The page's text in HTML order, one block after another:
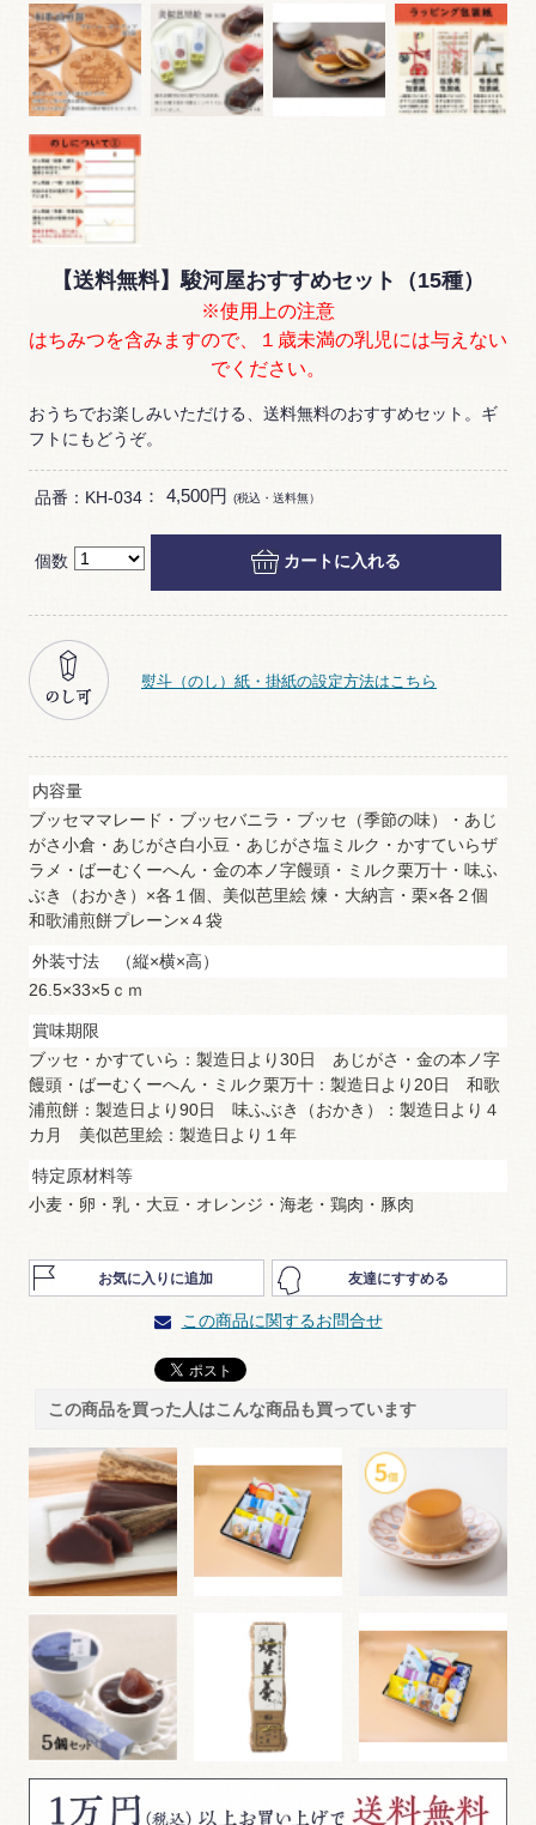
【送料無料】駿河屋おすすめセット（15種）
※使用上の注意
はちみつを含みますので、１歳未満の乳児には与えない
でください。
おうちでお楽しみいただける、送料無料のおすすめセット。ギ
フトにもどうぞ。
品番：KH-034 ： 4,500円 (税込・送料無）
個数 カートに入れる
熨斗（のし）紙・掛紙の設定方法はこちら
内容量
ブッセママレード・ブッセバニラ・ブッセ（季節の味）・あじ
がさ小倉・あじがさ白小豆・あじがさ塩ミルク・かすていらザ
ラメ・ばーむくーへん・金の本ノ字饅頭・ミルク栗万十・味ふ
ぶき（おかき）×各１個、美似芭里絵 煉・大納言・栗×各２個
和歌浦煎餅プレーン×４袋
外装寸法 （縦×横×高）
26.5×33×5ｃｍ
賞味期限
ブッセ・かすていら：製造日より30日 あじがさ・金の本ノ字
饅頭・ばーむくーへん・ミルク栗万十：製造日より20日 和歌
浦煎餅：製造日より90日 味ふぶき（おかき）：製造日より４
カ月 美似芭里絵：製造日より１年
特定原材料等
小麦・卵・乳・大豆・オレンジ・海老・鶏肉・豚肉
お気に入りに追加 友達にすすめる
この商品に関するお問合せ
この商品を買った人はこんな商品も買っています